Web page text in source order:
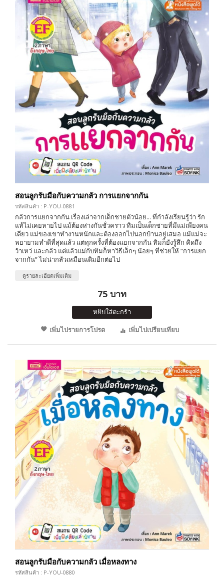
สอนลูกรับมือกับความกลัว การแยกจากกัน
รหัสสินค้า : P-YOU-0881
กลัวการแยกจากกัน เรื่องเล่าจากเด็กชายตัวน้อย... ที่กำลังเรียนรู้ว่า รัก
แท้ไม่เคยหายไป แม้ต้องห่างกันชั่วคราว ทิมเป็นเด็กชายที่มีแม่เพียงคน
เดียว แม่ของเขาทำงานหนักและต้องออกไปนอกบ้านอยู่เสมอ แม้แม่จะ
พยายามทำดีที่สุดแล้ว แต่ทุกครั้งที่ต้องแยกจากกัน ทิมก็ยังรู้สึก คิดถึง
ว้าเหว่ และกลัว แต่แล้วแม่กับทิมก็หาวิธีเล็กๆ น้อยๆ ที่ช่วยให้ “การแยก
จากกัน” ไม่น่ากลัวเหมือนเดิมอีกต่อไป
ดูรายละเอียดเพิ่มเติม
75 บาท
หยิบใส่ตะกร้า
เพิ่มไปรายการโปรด
เพิ่มไปเปรียบเทียบ
สอนลูกรับมือกับความกลัว เมื่อหลงทาง
รหัสสินค้า : P-YOU-0880